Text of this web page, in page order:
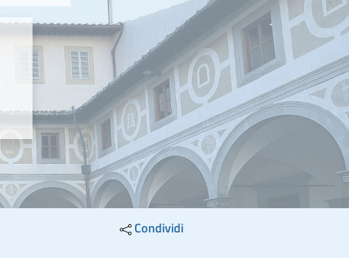
Condividi